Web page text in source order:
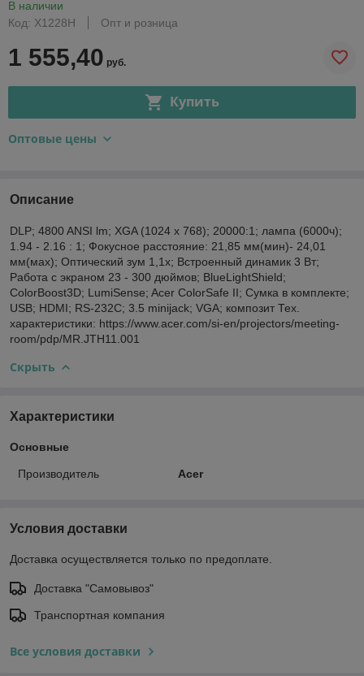
В наличии
Код: X1228H
Опт и розница
1 555,40 руб.
Купить
Оптовые цены
Описание
DLP; 4800 ANSI lm; XGA (1024 x 768); 20000:1; лампа (6000ч);
1.94 - 2.16 : 1; Фокусное расстояние: 21,85 мм(мин)- 24,01
мм(мах); Оптический зум 1,1х; Встроенный динамик 3 Вт;
Работа с экраном 23 - 300 дюймов; BlueLightShield;
ColorBoost3D; LumiSense; Acer ColorSafe II; Сумка в комплекте;
USB; HDMI; RS-232C; 3.5 minijack; VGA; композит Тех.
характеристики: https://www.acer.com/si-en/projectors/meeting-
room/pdp/MR.JTH11.001
Скрыть
Характеристики
Основные
Производитель Acer
Условия доставки
Доставка осуществляется только по предоплате.
Доставка "Самовывоз"
Транспортная компания
Все условия доставки